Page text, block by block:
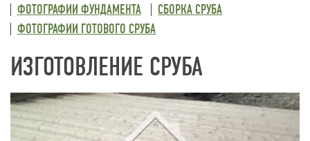
ФОТОГРАФИИ ФУНДАМЕНТА
СБОРКА СРУБА
ФОТОГРАФИИ ГОТОВОГО СРУБА
ИЗГОТОВЛЕНИЕ СРУБА